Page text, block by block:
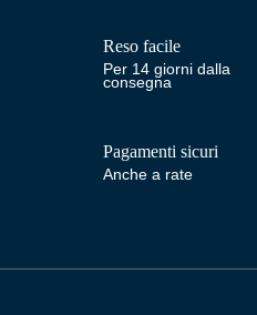
Reso facile
Per 14 giorni dalla
consegna
Pagamenti sicuri
Anche a rate